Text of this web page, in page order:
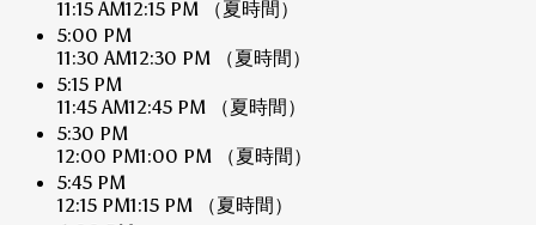
11:15 AM12:15 PM
（夏時間）
5:00 PM
11:30 AM12:30 PM
（夏時間）
5:15 PM
11:45 AM12:45 PM
（夏時間）
5:30 PM
12:00 PM1:00 PM
（夏時間）
5:45 PM
12:15 PM1:15 PM
（夏時間）